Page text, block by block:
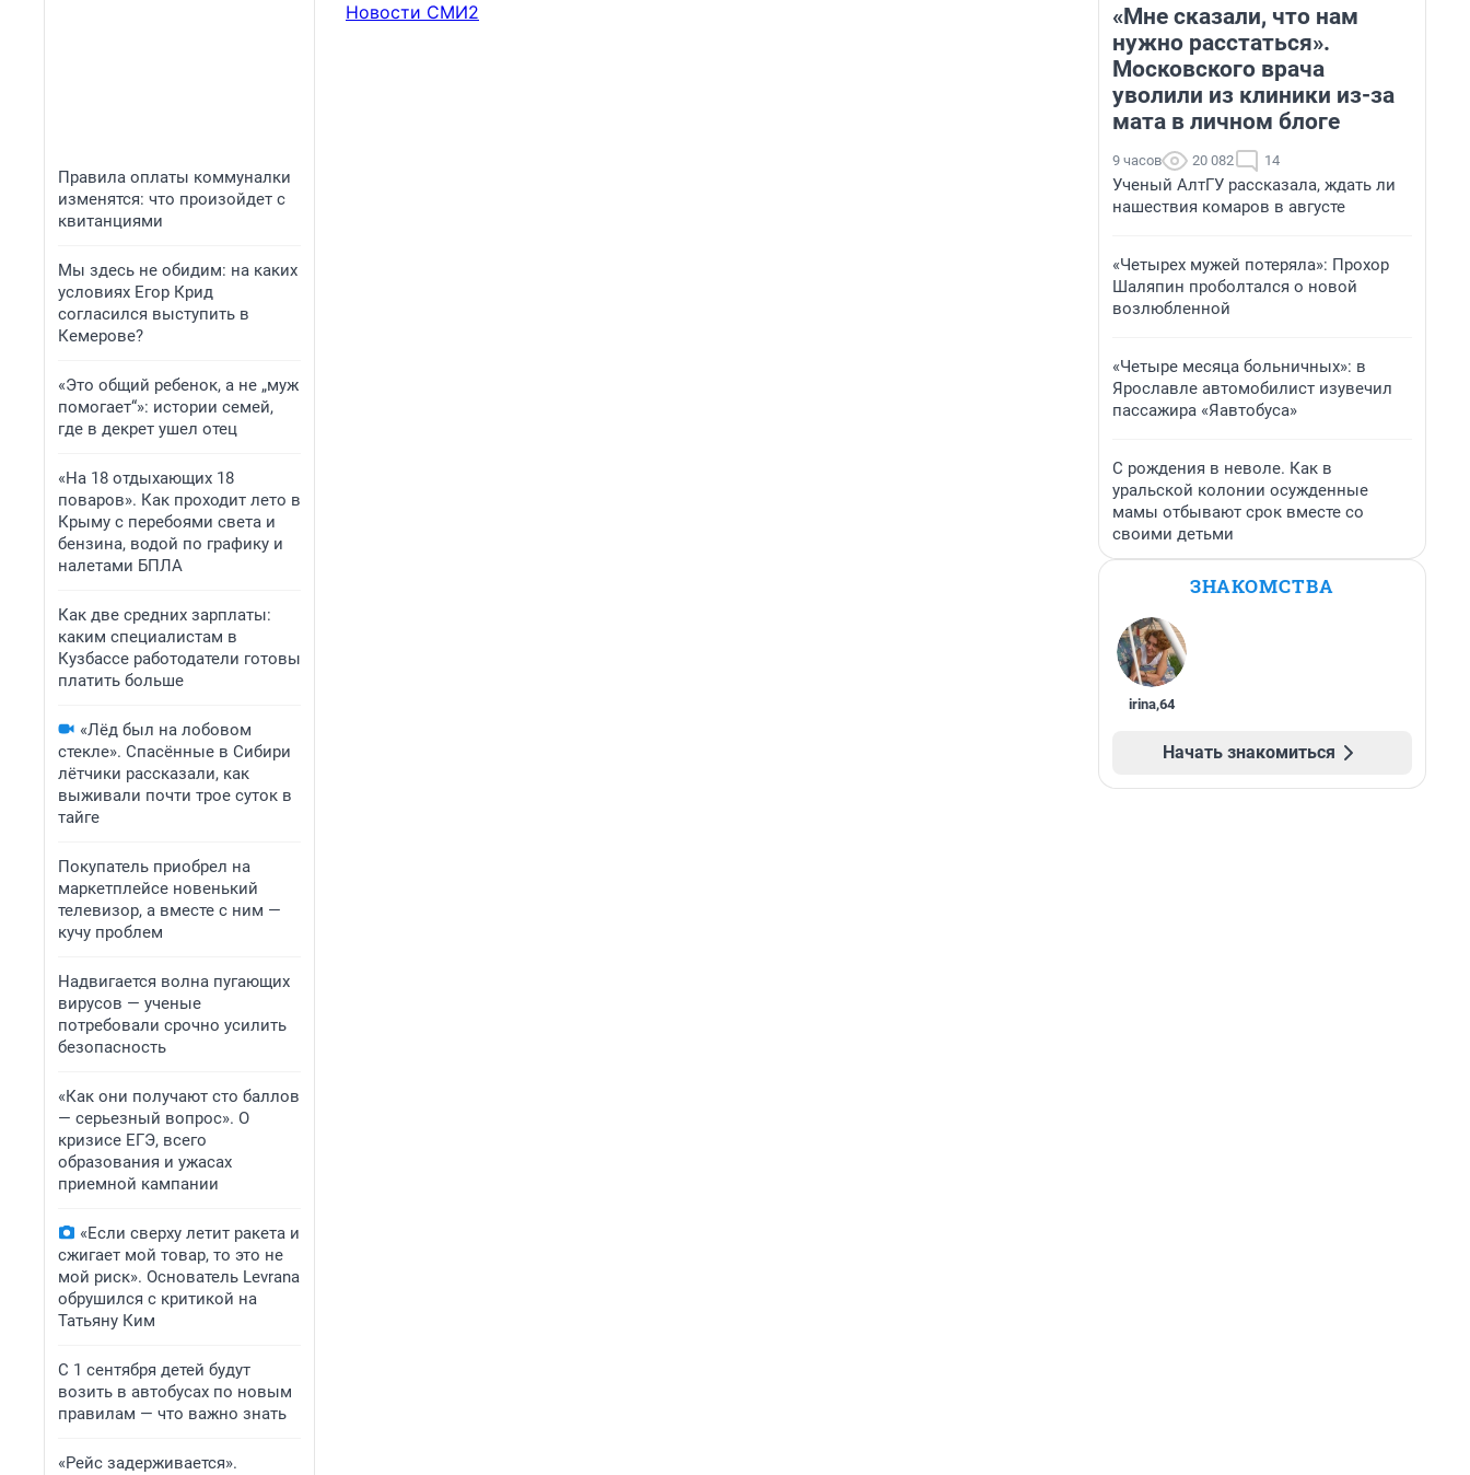
Правила оплаты коммуналки
изменятся: что произойдет с
квитанциями
Мы здесь не обидим: на каких
условиях Егор Крид
согласился выступить в
Кемерове?
«Это общий ребенок, а не „муж
помогает“»: истории семей,
где в декрет ушел отец
«На 18 отдыхающих 18
поваров». Как проходит лето в
Крыму с перебоями света и
бензина, водой по графику и
налетами БПЛА
Как две средних зарплаты:
каким специалистам в
Кузбассе работодатели готовы
платить больше
«Лёд был на лобовом
стекле». Спасённые в Сибири
лётчики рассказали, как
выживали почти трое суток в
тайге
Покупатель приобрел на
маркетплейсе новенький
телевизор, а вместе с ним —
кучу проблем
Надвигается волна пугающих
вирусов — ученые
потребовали срочно усилить
безопасность
«Как они получают сто баллов
— серьезный вопрос». О
кризисе ЕГЭ, всего
образования и ужасах
приемной кампании
«Если сверху летит ракета и
сжигает мой товар, то это не
мой риск». Основатель Levrana
обрушился с критикой на
Татьяну Ким
С 1 сентября детей будут
возить в автобусах по новым
правилам — что важно знать
«Рейс задерживается».
Новости СМИ2
«Мне сказали, что нам
нужно расстаться».
Московского врача
уволили из клиники из-за
мата в личном блоге
9 часов 20 082 14
Ученый АлтГУ рассказала, ждать ли
нашествия комаров в августе
«Четырех мужей потеряла»: Прохор
Шаляпин проболтался о новой
возлюбленной
«Четыре месяца больничных»: в
Ярославле автомобилист изувечил
пассажира «Яавтобуса»
С рождения в неволе. Как в
уральской колонии осужденные
мамы отбывают срок вместе со
своими детьми
ЗНАКОМСТВА
irina,64
Начать знакомиться